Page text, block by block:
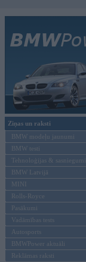
Ziņas un raksti
BMW modeļu jaunumi
BMW testi
Tehnoloģijas & sasniegumi
BMW Latvijā
MINI
Rolls-Royce
Pasākumi
Vadāmības tests
Autosports
BMWPower aktuāli
Reklāmas raksti